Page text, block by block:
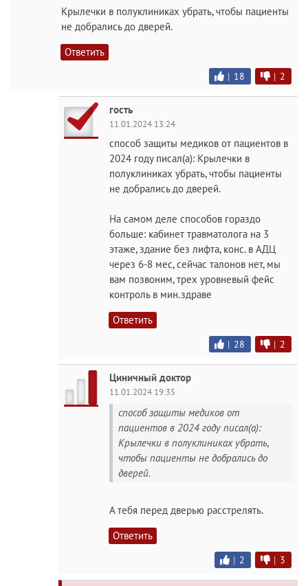
Крылечки в полуклиниках убрать, чтобы пациенты
не добрались до дверей.
Ответить
| 18 | 2
гость
11.01.2024 13:24
способ защиты медиков от пациентов в
2024 году писал(а): Крылечки в
полуклиниках убрать, чтобы пациенты
не добрались до дверей.
На самом деле способов гораздо
больше: кабинет травматолога на 3
этаже, здание без лифта, конс. в АДЦ
через 6-8 мес, сейчас талонов нет, мы
вам позвоним, трех уровневый фейс
контроль в мин.здраве
Ответить
| 28 | 2
Циничный доктор
11.01.2024 19:35
способ защиты медиков от
пациентов в 2024 году писал(а):
Крылечки в полуклиниках убрать,
чтобы пациенты не добрались до
дверей.
А тебя перед дверью расстрелять.
Ответить
| 2 | 3